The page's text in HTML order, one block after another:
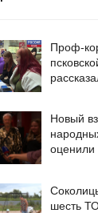
Проф-
Новый
оценили
шесть